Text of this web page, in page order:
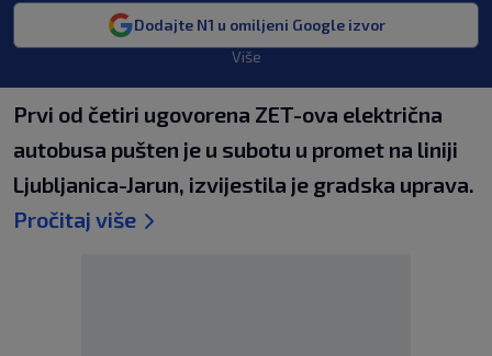
Dodajte N1 u omiljeni Google izvor
Više
Prvi od četiri ugovorena ZET-ova električna
autobusa pušten je u subotu u promet na liniji
Ljubljanica-Jarun, izvijestila je gradska uprava.
Pročitaj više